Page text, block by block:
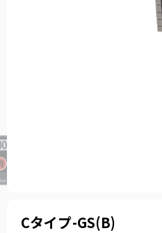
Cタイプ-GS(B)